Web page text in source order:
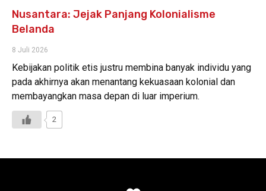
Nusantara: Jejak Panjang Kolonialisme
Belanda
8 Juli 2026
Kebijakan politik etis justru membina banyak individu yang
pada akhirnya akan menantang kekuasaan kolonial dan
membayangkan masa depan di luar imperium.
2